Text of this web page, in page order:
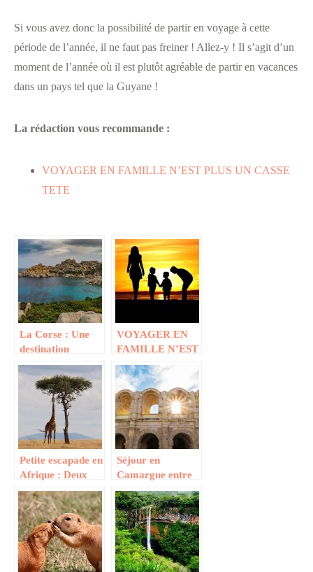
Si vous avez donc la possibilité de partir en voyage à cette
période de l’année, il ne faut pas freiner ! Allez-y ! Il s’agit d’un
moment de l’année où il est plutôt agréable de partir en vacances
dans un pays tel que la Guyane !
La rédaction vous recommande :
VOYAGER EN FAMILLE N’EST PLUS UN CASSE
TETE
La Corse : Une
destination
authentique pour
les vacances
VOYAGER EN
FAMILLE N’EST
PLUS UN CASSE
TETE
Petite escapade en
Afrique : Deux
conseils utiles
Séjour en
Camargue entre
amies